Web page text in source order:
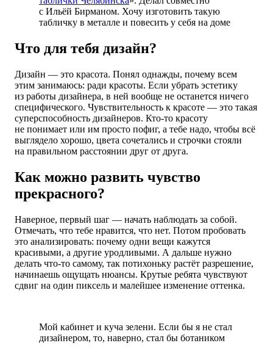
с Ильёй Бирманом. Хочу изготовить такую
табличку в металле и повесить у себя на доме
Что для тебя дизайн?
Дизайн — это красота. Понял однажды, почему всем
этим занимаюсь: ради красоты. Если убрать эстетику
из работы дизайнера, в ней вообще не останется ничего
специфического. Чувствительность к красоте — это такая
суперспособность дизайнеров. Кто-то красоту
не понимает или им просто пофиг, а тебе надо, чтобы всё
выглядело хорошо, цвета сочетались и строчки стояли
на правильном расстоянии друг от друга.
Как можно развить чувство
прекрасного?
Наверное, первый шаг — начать наблюдать за собой.
Отмечать, что тебе нравится, что нет. Потом пробовать
это анализировать: почему одни вещи кажутся
красивыми, а другие уродливыми. А дальше нужно
делать что-то самому, так потихоньку растёт разрешение,
начинаешь ощущать нюансы. Крутые ребята чувствуют
сдвиг на один пиксель и малейшее изменение оттенка.
Мой кабинет и куча зелени. Если бы я не стал
дизайнером, то, наверно, стал бы ботаником